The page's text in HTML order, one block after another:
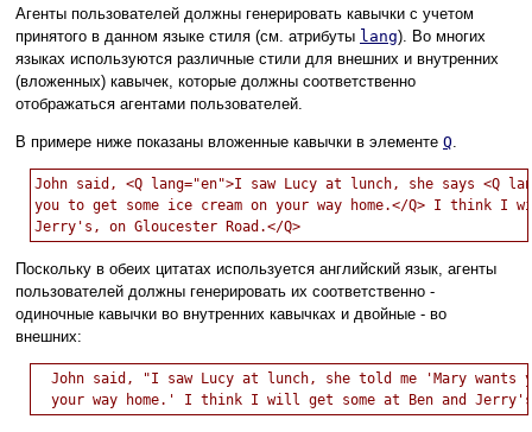
Агенты пользователей должны генерировать кавычки с учетом
принятого в данном языке стиля (см. атрибуты lang). Во многих
языках используются различные стили для внешних и внутренних
(вложенных) кавычек, которые должны соответственно
отображаться агентами пользователей.
В примере ниже показаны вложенные кавычки в элементе Q.
John said, <Q lang="en">I saw Lucy at lunch, she says <Q
you to get some ice cream on your way home.</Q> I think I
Поскольку в обеих цитатах используется английский язык, агенты
пользователей должны генерировать их соответственно -
одиночные кавычки во внутренних кавычках и двойные - во
внешних:
John said, "I saw Lucy at lunch, she told me 'Mary wants